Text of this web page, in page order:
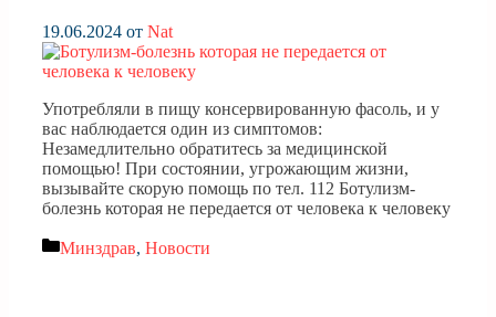
19.06.2024 от Nat
Употребляли в пищу консервированную фасоль, и у
вас наблюдается один из симптомов:
Незамедлительно обратитесь за медицинской
помощью! При состоянии, угрожающим жизни,
вызывайте скорую помощь по тел. 112 Ботулизм-
болезнь которая не передается от человека к человеку
Рубрики
Минздрав, Новости